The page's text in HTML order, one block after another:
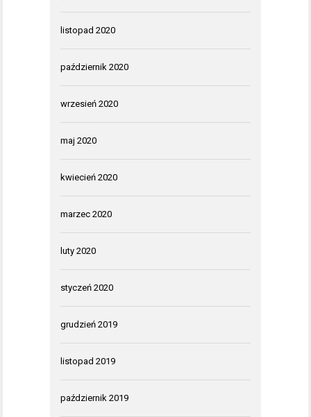
listopad 2020
październik 2020
wrzesień 2020
maj 2020
kwiecień 2020
marzec 2020
luty 2020
styczeń 2020
grudzień 2019
listopad 2019
październik 2019